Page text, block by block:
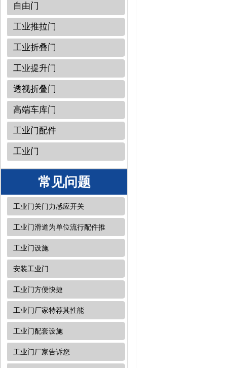
自由门
工业推拉门
工业折叠门
工业提升门
透视折叠门
高端车库门
工业门配件
工业门
常见问题
工业门关门力感应开关
工业门滑道为单位流行配件推
工业门设施
安装工业门
工业门方便快捷
工业门厂家特荐其性能
工业门配套设施
工业门厂家告诉您